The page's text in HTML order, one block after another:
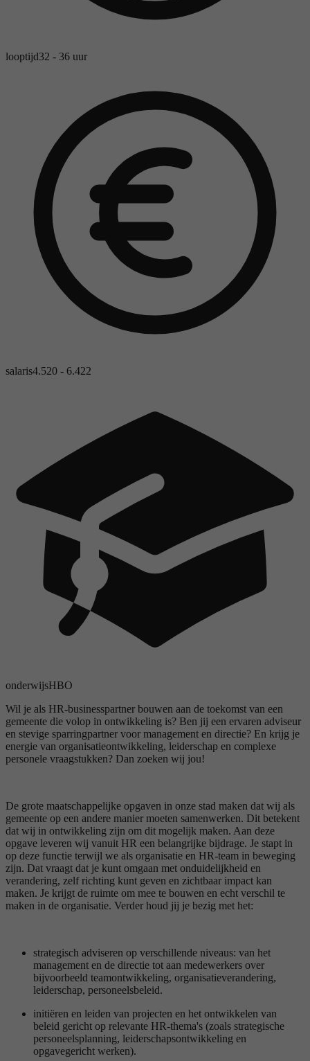
looptijd32 - 36 uur
salaris4.520 - 6.422
onderwijsHBO
Wil je als HR-businesspartner bouwen aan de toekomst van een
gemeente die volop in ontwikkeling is? Ben jij een ervaren adviseur
en stevige sparringpartner voor management en directie? En krijg je
energie van organisatieontwikkeling, leiderschap en complexe
personele vraagstukken? Dan zoeken wij jou!
De grote maatschappelijke opgaven in onze stad maken dat wij als
gemeente op een andere manier moeten samenwerken. Dit betekent
dat wij in ontwikkeling zijn om dit mogelijk maken. Aan deze
opgave leveren wij vanuit HR een belangrijke bijdrage. Je stapt in
op deze functie terwijl we als organisatie en HR-team in beweging
zijn. Dat vraagt dat je kunt omgaan met onduidelijkheid en
verandering, zelf richting kunt geven en zichtbaar impact kan
maken. Je krijgt de ruimte om mee te bouwen en echt verschil te
maken in de organisatie. Verder houd jij je bezig met het:
strategisch adviseren op verschillende niveaus: van het
management en de directie tot aan medewerkers over
bijvoorbeeld teamontwikkeling, organisatieverandering,
leiderschap, personeelsbeleid.
initiëren en leiden van projecten en het ontwikkelen van
beleid gericht op relevante HR-thema's (zoals strategische
personeelsplanning, leiderschapsontwikkeling en
opgavegericht werken).